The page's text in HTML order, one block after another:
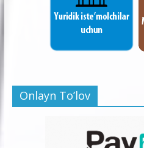
Onlayn To’lov